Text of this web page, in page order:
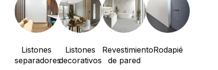
Listones
separadores
Listones
decorativos
Revestimiento
de pared
Rodapié